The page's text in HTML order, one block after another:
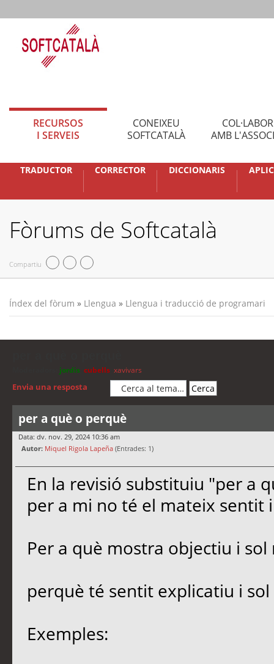
RECURSOS
I SERVEIS
CONEIXEU
SOFTCATALÀ
AMB
TRADUCTOR CORRECTOR DICCIONARIS
Fòrums de Softcatalà
Compartiu
Índex del fòrum » Llengua » Llengua i traducció de programari
jordis cubells xavivars
Envia una resposta
per a què o perquè
Data: dv. nov. 29, 2024 10:36 am
Autor: Miquel Rigola Lapeña (Entrades: 1)
En la revisió substituiu "per a
per a mi no té el mateix sentit
Per a què mostra objectiu i
perquè té sentit explicatiu i
Exemples: